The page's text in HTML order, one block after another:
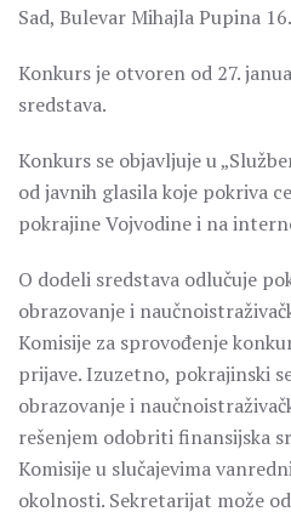
Sad, Bulevar Mihajla Pupina 16.
Konkurs je otvoren od 27.
sredstava.
Konkurs se objavljuje u
od javnih glasila koje pokriva
pokrajine Vojvodine i na
O dodeli sredstava odlučuje
obrazovanje i
Komisije za sprovođenje
prijave. Izuzetno, pokrajinski
obrazovanje i
rešenjem odobriti finansijska
Komisije u slučajevima
okolnosti. Sekretarijat može